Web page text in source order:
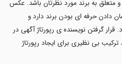
و متعلق به برند مورد نظرتان باشد. عکس
حرفه ای بودن برند دارد و
گرفتن نویسنده ی رپورتاژ آگهی در
بی نظیری برای ایجاد رپورتاژ